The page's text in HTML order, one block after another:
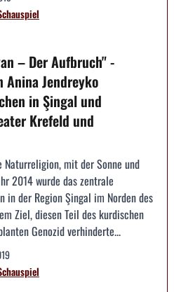
– Der Aufbruch" -
Jendreyko
in Şingal und
Krefeld und
mit der Sonne und
2014 wurde das zentrale
in der Region Şingal im Norden des
Ziel, diesen Teil des kurdischen
Genozid verhinderte...